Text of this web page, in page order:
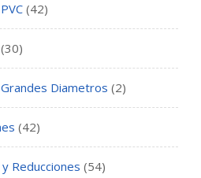
(42)
(30)
Diametros (2)
(42)
Reducciones (54)